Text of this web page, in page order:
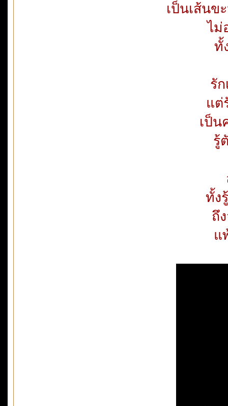
เป็นเส้นข
ไม่
ทั้
รั
แต่
เป็น
รู้
ทั้ง
ถึ
แ